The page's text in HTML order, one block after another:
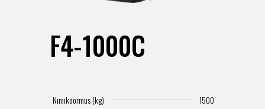
F4-1000C
Nimikoormus (kg)
1500